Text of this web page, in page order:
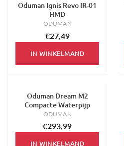
Oduman Ignis Revo IR-01
HMD
ODUMAN
€27,49
IN WINKELMAND
Oduman Dream M2
Compacte Waterpijp
ODUMAN
€293,99
IN WINKELMAND